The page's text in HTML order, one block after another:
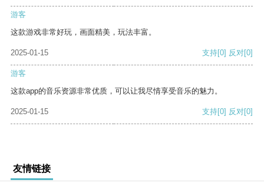
游客
这款游戏非常好玩，画面精美，玩法丰富。
2025-01-15 支持[0] 反对[0]
游客
这款app的音乐资源非常优质，可以让我尽情享受音乐的魅力。
2025-01-15 支持[0] 反对[0]
友情链接